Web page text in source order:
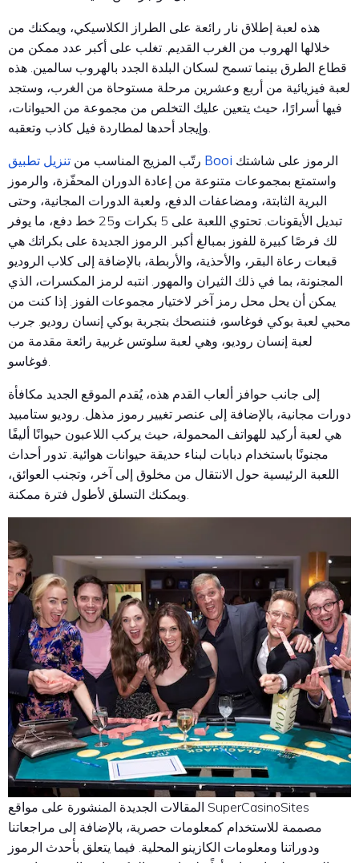
هذه لعبة إطلاق نار رائعة على الطراز الكلاسيكي، ويمكنك من
خلالها الهروب من الغرب القديم. تغلب على أكبر عدد ممكن من
قطاع الطرق بينما تسمح لسكان البلدة الجدد بالهروب سالمين. هذه
لعبة فيزيائية من أربع وعشرين مرحلة مستوحاة من الغرب، وستجد
فيها أسرارًا، حيث يتعين عليك التخلص من مجموعة من الحيوانات،
رتّب المزيج المناسب من تنزيل تطبيق Booi
واستمتع بمجموعات متنوعة من إعادة الدوران المحفّزة، والرموز
البرية الثابتة، ومضاعفات الدفع، ولعبة الدورات المجانية، وحتى
تبديل الأيقونات. تحتوي اللعبة على 5 بكرات و25 خط دفع، ما يوفر
لك فرصًا كبيرة للفوز بمبالغ أكبر. الرموز الجديدة على بكراتك هي
قبعات رعاة البقر، والأحذية، والأربطة، بالإضافة إلى كلاب الروديو
المجنونة، بما في ذلك الثيران والمهور. انتبه لرمز المكسرات، الذي
يمكن أن يحل محل رمز آخر لاختيار مجموعات الفوز. إذا كنت من
محبي لعبة بوكي فوغاسو، فننصحك بتجربة بوكي إنسان روديو. جرب
لعبة إنسان روديو، وهي لعبة سلوتس غربية رائعة مقدمة من
إلى جانب حوافز ألعاب القدم هذه، يُقدم الموقع الجديد مكافأة
دورات مجانية، بالإضافة إلى عنصر تغيير رموز مذهل. روديو ستامبيد
هي لعبة أركيد للهواتف المحمولة، حيث يركب اللاعبون حيوانًا أليفًا
مجنونًا باستخدام دبابات لبناء حديقة حيوانات هوائية. تدور أحداث
اللعبة الرئيسية حول الانتقال من مخلوق إلى آخر، وتجنب العوائق،
المقالات الجديدة المنشورة على مواقع SuperCasinoSites
مصممة للاستخدام كمعلومات حصرية، بالإضافة إلى مراجعاتنا
ودوراتنا ومعلومات الكازينو المحلية. فيما يتعلق بأحدث الرموز